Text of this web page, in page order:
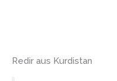
Redir aus Kurdistan